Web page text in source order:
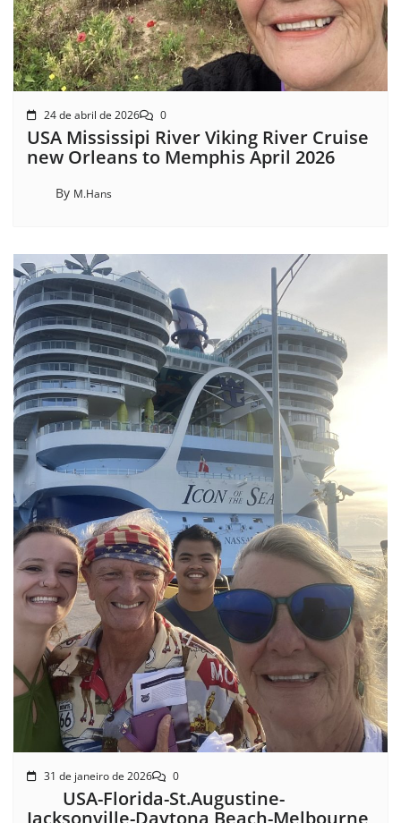
24 de abril de 2026 0
USA Mississipi River Viking River Cruise
new Orleans to Memphis April 2026
By M.Hans
31 de janeiro de 2026 0
USA-Florida-St.Augustine-